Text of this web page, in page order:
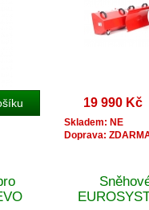
19 990 Kč
Skladem: NE
Doprava: